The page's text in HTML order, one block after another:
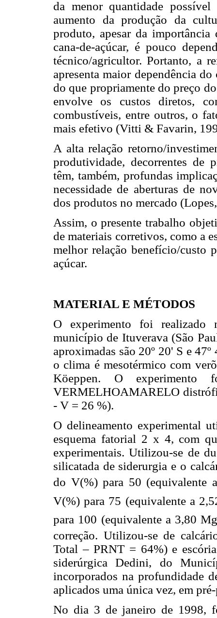
da menor quantidade
aumento da produção da
produto, apesar da importância
cana-de-açúcar, é pouco
técnico/agricultor. Portanto, a
apresenta maior dependência
do que propriamente do preço
envolve os custos diretos,
combustíveis, entre outros, o
mais efetivo (Vitti & Favarin,
A alta relação retorno/
produtividade, decorrentes de
têm, também, profundas
necessidade de aberturas de
dos produtos no mercado
Assim, o presente trabalho
de materiais corretivos, como a
melhor relação benefício/custo
açúcar.
MATERIAL E MÉTODOS
O experimento foi realizado
município de Ituverava (São
aproximadas são 20º 20' S e
o clima é mesotérmico com
Köeppen. O experimento
VERMELHOAMARELO
- V = 26 %).
O delineamento experimental
esquema fatorial 2 x 4, com
experimentais. Utilizou-se de
silicatada de siderurgia e o
do V(%) para 50 (equivalente
V(%) para 75 (equivalente a
para 100 (equivalente a 3,80
correção. Utilizou-se de
Total – PRNT = 64%) e
siderúrgica Dedini, do
incorporados na profundidade
aplicados uma única vez, em
No dia 3 de janeiro de 1998,